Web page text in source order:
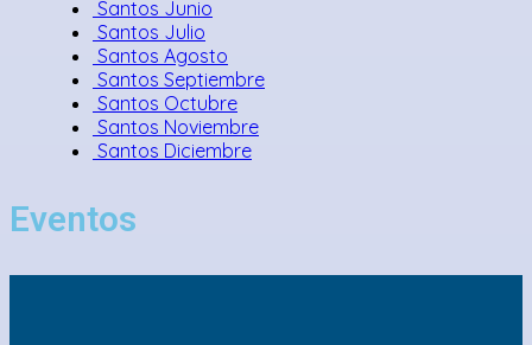
Santos Junio
Santos Julio
Santos Agosto
Santos Septiembre
Santos Octubre
Santos Noviembre
Santos Diciembre
Eventos